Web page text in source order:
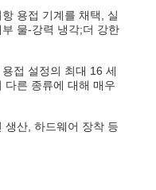
용접 기계를 채택, 실
물-강력 냉각;더 강한
접 설정의 최대 16 세
다른 종류에 대해 매우
생산, 하드웨어 장착 등